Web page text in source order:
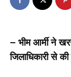
– भीम आर्मी ने
जिलाधिकारी से